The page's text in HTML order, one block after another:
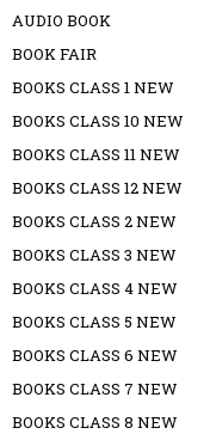
AUDIO BOOK
BOOK FAIR
BOOKS CLASS 1 NEW
BOOKS CLASS 10 NEW
BOOKS CLASS 11 NEW
BOOKS CLASS 12 NEW
BOOKS CLASS 2 NEW
BOOKS CLASS 3 NEW
BOOKS CLASS 4 NEW
BOOKS CLASS 5 NEW
BOOKS CLASS 6 NEW
BOOKS CLASS 7 NEW
BOOKS CLASS 8 NEW